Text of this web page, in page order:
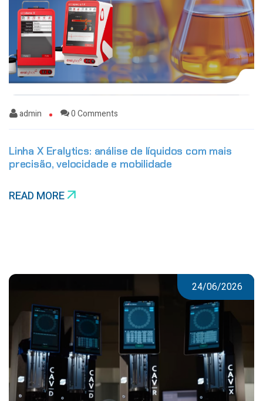
admin 0 Comments
Linha X Eralytics: análise de líquidos com mais
precisão, velocidade e mobilidade
READ MORE
24/06/2026